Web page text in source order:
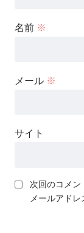
名前 ※
メール ※
サイト
次回のコメン
メールアドレ